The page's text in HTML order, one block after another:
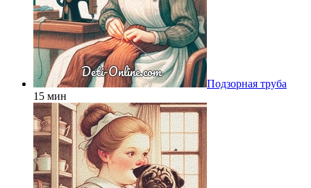
Подзорная труба
15 мин